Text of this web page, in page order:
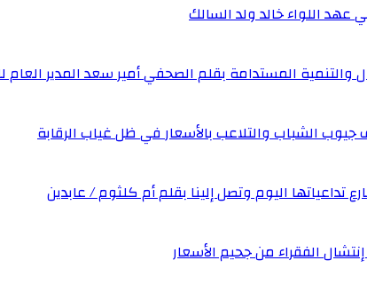
عهد اللواء خالد ولد السالك
والتنمية المستدامة بقلم الصحفي أمير سعد المدير العام
جيوب الشباب والتلاعب بالأسعار في ظل غياب الرقابة
تداعياتها اليوم وتصل إلينا بقلم أم كلثوم / عابدين
الفقراء من جحيم الأسعار